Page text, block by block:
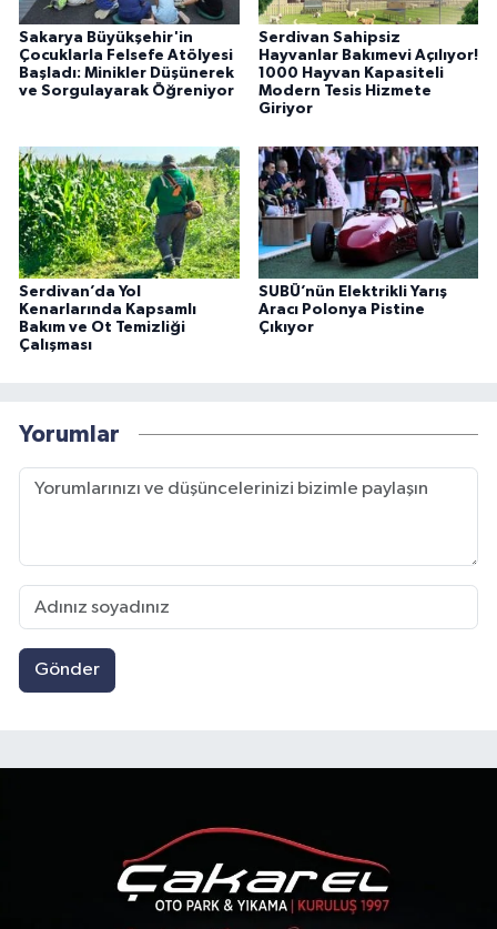
Sakarya Büyükşehir'in
Çocuklarla Felsefe Atölyesi
Başladı: Minikler Düşünerek
ve Sorgulayarak Öğreniyor
Serdivan Sahipsiz
Hayvanlar Bakımevi Açılıyor!
1000 Hayvan Kapasiteli
Modern Tesis Hizmete
Giriyor
Serdivan’da Yol
Kenarlarında Kapsamlı
Bakım ve Ot Temizliği
Çalışması
SUBÜ’nün Elektrikli Yarış
Aracı Polonya Pistine
Çıkıyor
Yorumlar
Gönder